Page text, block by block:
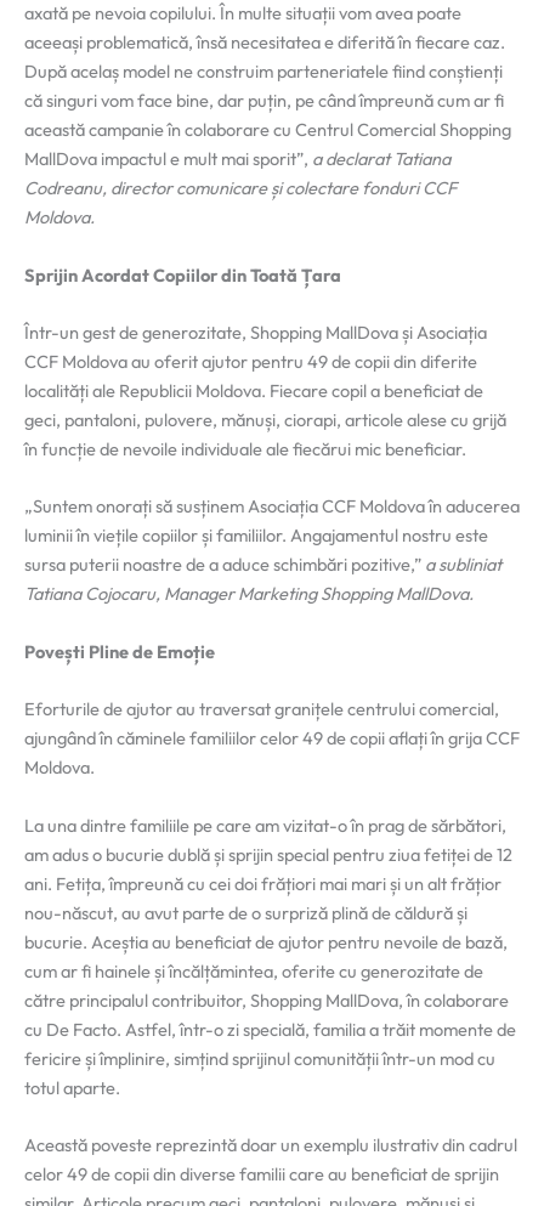
axată pe nevoia copilului. În multe situații vom avea poate
aceeași problematică, însă necesitatea e diferită în fiecare caz.
După acelaș model ne construim parteneriatele fiind conștienți
că singuri vom face bine, dar puțin, pe când împreună cum ar fi
această campanie în colaborare cu Centrul Comercial Shopping
MallDova impactul e mult mai sporit”, a declarat Tatiana
Codreanu, director comunicare și colectare fonduri CCF
Moldova.
Sprijin Acordat Copiilor din Toată Țara
Într-un gest de generozitate, Shopping MallDova și Asociația
CCF Moldova au oferit ajutor pentru 49 de copii din diferite
localități ale Republicii Moldova. Fiecare copil a beneficiat de
geci, pantaloni, pulovere, mănuși, ciorapi, articole alese cu grijă
în funcție de nevoile individuale ale fiecărui mic beneficiar.
„Suntem onorați să susținem Asociația CCF Moldova în aducerea
luminii în viețile copiilor și familiilor. Angajamentul nostru este
sursa puterii noastre de a aduce schimbări pozitive,” a subliniat
Tatiana Cojocaru, Manager Marketing Shopping MallDova.
Povești Pline de Emoție
Eforturile de ajutor au traversat granițele centrului comercial,
ajungând în căminele familiilor celor 49 de copii aflați în grija CCF
Moldova.
La una dintre familiile pe care am vizitat-o în prag de sărbători,
am adus o bucurie dublă și sprijin special pentru ziua fetiței de 12
ani. Fetița, împreună cu cei doi frățiori mai mari și un alt frățior
nou-născut, au avut parte de o surpriză plină de căldură și
bucurie. Aceștia au beneficiat de ajutor pentru nevoile de bază,
cum ar fi hainele și încălțămintea, oferite cu generozitate de
către principalul contribuitor, Shopping MallDova, în colaborare
cu De Facto. Astfel, într-o zi specială, familia a trăit momente de
fericire și împlinire, simțind sprijinul comunității într-un mod cu
totul aparte.
Această poveste reprezintă doar un exemplu ilustrativ din cadrul
celor 49 de copii din diverse familii care au beneficiat de sprijin